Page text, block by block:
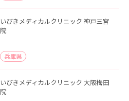
いびきメディカルクリニック 神戸三宮
院
兵庫県
いびきメディカルクリニック 大阪梅田
院